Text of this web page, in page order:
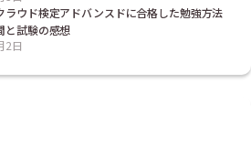
ラウド検定アドバンスドに合格した勉強方法
と試験の感想
2日